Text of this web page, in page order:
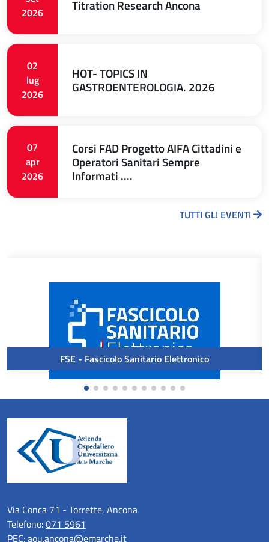
2026
Titration Research Ancona
02
lug
2026
HOT- TOPICS IN
GASTROENTEROLOGIA. 2026
07
apr
2026
Corsi FAD Progetto AIFA Cittadini e
Operatori Sanitari Sempre
Informati ....
TUTTI GLI EVENTI
FSE - Fascicolo Sanitario Elettronico
Via Conca 71 - Torrette, Ancona
Telefono:071 5961
PEC:aou.ancona@emarche.it